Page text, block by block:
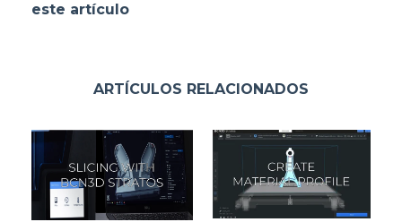
este artículo
ARTÍCULOS RELACIONADOS